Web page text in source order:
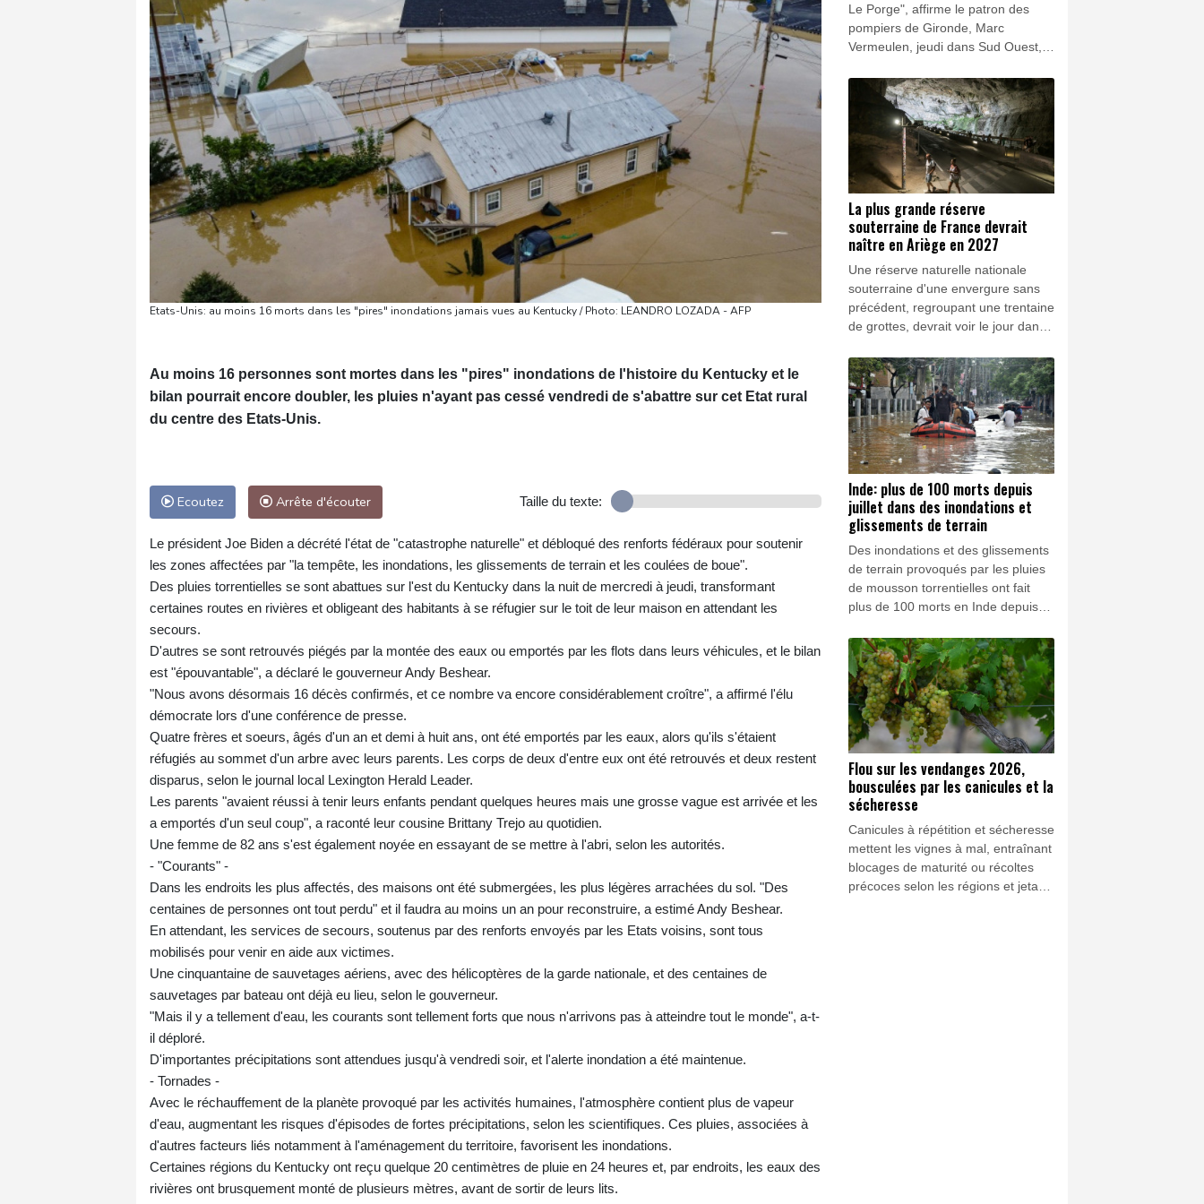
Etats-Unis: au moins 16 morts dans les "pires" inondations jamais vues au Kentucky / Photo: LEANDRO LOZADA - AFP
Au moins 16 personnes sont mortes dans les "pires" inondations de l'histoire du Kentucky et le
bilan pourrait encore doubler, les pluies n'ayant pas cessé vendredi de s'abattre sur cet Etat rural
du centre des Etats-Unis.
Ecoutez Arrête d'écouter Taille du texte:
Le président Joe Biden a décrété l'état de "catastrophe naturelle" et débloqué des renforts fédéraux pour soutenir
les zones affectées par "la tempête, les inondations, les glissements de terrain et les coulées de boue".
Des pluies torrentielles se sont abattues sur l'est du Kentucky dans la nuit de mercredi à jeudi, transformant
certaines routes en rivières et obligeant des habitants à se réfugier sur le toit de leur maison en attendant les
secours.
D'autres se sont retrouvés piégés par la montée des eaux ou emportés par les flots dans leurs véhicules, et le bilan
est "épouvantable", a déclaré le gouverneur Andy Beshear.
"Nous avons désormais 16 décès confirmés, et ce nombre va encore considérablement croître", a affirmé l'élu
démocrate lors d'une conférence de presse.
Quatre frères et soeurs, âgés d'un an et demi à huit ans, ont été emportés par les eaux, alors qu'ils s'étaient
réfugiés au sommet d'un arbre avec leurs parents. Les corps de deux d'entre eux ont été retrouvés et deux restent
disparus, selon le journal local Lexington Herald Leader.
Les parents "avaient réussi à tenir leurs enfants pendant quelques heures mais une grosse vague est arrivée et les
a emportés d'un seul coup", a raconté leur cousine Brittany Trejo au quotidien.
Une femme de 82 ans s'est également noyée en essayant de se mettre à l'abri, selon les autorités.
- "Courants" -
Dans les endroits les plus affectés, des maisons ont été submergées, les plus légères arrachées du sol. "Des
centaines de personnes ont tout perdu" et il faudra au moins un an pour reconstruire, a estimé Andy Beshear.
En attendant, les services de secours, soutenus par des renforts envoyés par les Etats voisins, sont tous
mobilisés pour venir en aide aux victimes.
Une cinquantaine de sauvetages aériens, avec des hélicoptères de la garde nationale, et des centaines de
sauvetages par bateau ont déjà eu lieu, selon le gouverneur.
"Mais il y a tellement d'eau, les courants sont tellement forts que nous n'arrivons pas à atteindre tout le monde", a-t-
il déploré.
D'importantes précipitations sont attendues jusqu'à vendredi soir, et l'alerte inondation a été maintenue.
- Tornades -
Avec le réchauffement de la planète provoqué par les activités humaines, l'atmosphère contient plus de vapeur
d'eau, augmentant les risques d'épisodes de fortes précipitations, selon les scientifiques. Ces pluies, associées à
d'autres facteurs liés notamment à l'aménagement du territoire, favorisent les inondations.
Certaines régions du Kentucky ont reçu quelque 20 centimètres de pluie en 24 heures et, par endroits, les eaux des
rivières ont brusquement monté de plusieurs mètres, avant de sortir de leurs lits.
Le Porge", affirme le patron des
pompiers de Gironde, Marc
Vermeulen, jeudi dans Sud Ouest,
village sinistré disent avoir été
"sacrifiés", au profit d'autres, dans
la lutte contre le mégafeu.
La plus grande réserve
souterraine de France devrait
naître en Ariège en 2027
Une réserve naturelle nationale
souterraine d'une envergure sans
précédent, regroupant une trentaine
de grottes, devrait voir le jour dans
l'Ariège dès 2027 afin de mieux
protéger ces cavités, les mettre en
valeur et y faciliter la recherche.
Inde: plus de 100 morts depuis
juillet dans des inondations et
glissements de terrain
Des inondations et des glissements
de terrain provoqués par les pluies
de mousson torrentielles ont fait
plus de 100 morts en Inde depuis
de personnes à évacuer, selon un
bilan des autorités publié mercredi.
Flou sur les vendanges 2026,
bousculées par les canicules et la
sécheresse
Canicules à répétition et sécheresse
mettent les vignes à mal, entraînant
blocages de maturité ou récoltes
précoces selon les régions et jetant